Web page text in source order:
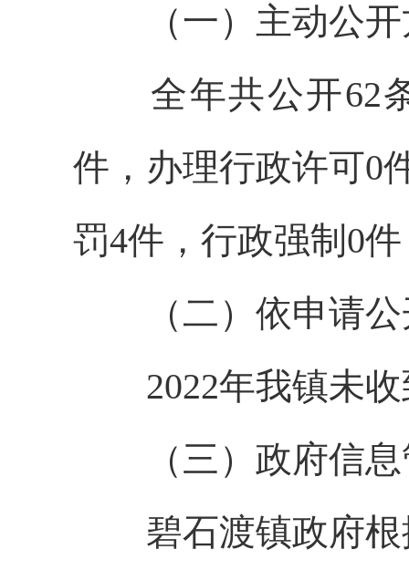
（一）主动公开
全年共公开62条
件，办理行政许可0
罚4件，行政强制0
（二）依申请公
2022年我镇未收
（三）政府信息
碧石渡镇政府根